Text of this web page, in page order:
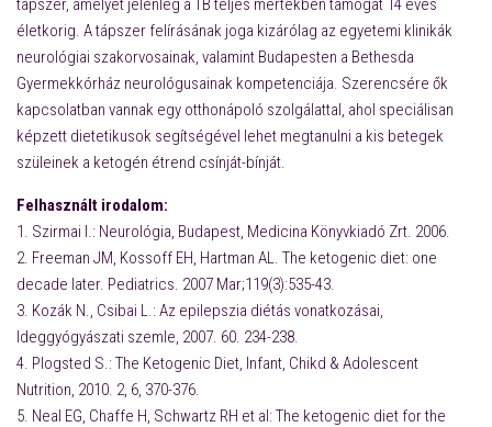
tápszer, amelyet jelenleg a TB teljes mértékben támogat 14 éves
életkorig. A tápszer felírásának joga kizárólag az egyetemi klinikák
neurológiai szakorvosainak, valamint Budapesten a Bethesda
Gyermekkórház neurológusainak kompetenciája. Szerencsére ők
kapcsolatban vannak egy otthonápoló szolgálattal, ahol speciálisan
képzett dietetikusok segítségével lehet megtanulni a kis betegek
szüleinek a ketogén étrend csínját-bínját.
Felhasznált irodalom:
1. Szirmai I.: Neurológia, Budapest, Medicina Könyvkiadó Zrt. 2006.
2. Freeman JM, Kossoff EH, Hartman AL. The ketogenic diet: one
decade later. Pediatrics. 2007 Mar;119(3):535-43.
3. Kozák N., Csibai L.: Az epilepszia diétás vonatkozásai,
Ideggyógyászati szemle, 2007. 60. 234-238.
4. Plogsted S.: The Ketogenic Diet, Infant, Chikd & Adolescent
Nutrition, 2010. 2, 6, 370-376.
5. Neal EG, Chaffe H, Schwartz RH et al: The ketogenic diet for the